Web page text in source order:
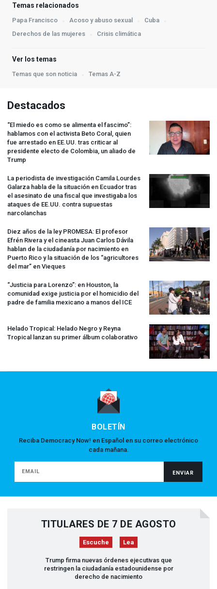
Temas relacionados
Papa Francisco Acoso y abuso sexual
Cuba
Derechos de las mujeres
Crisis climática
Ver los temas
Temas que son noticia Temas A-Z
Destacados
“El miedo es como se alimenta el fascimo”:
hablamos con el activista Beto Coral, quien
fue arrestado en EE.UU. tras criticar al
presidente electo de Colombia, un aliado de
Trump
La periodista de investigación Camila Lourdes
Galarza habla de la situación en Ecuador tras
el asesinato de una fiscal que investigaba los
ataques de EE.UU. contra supuestas
narcolanchas
Diez años de la ley PROMESA: El profesor
Efrén Rivera y el cineasta Juan Carlos Dávila
hablan de la ciudadanía por nacimiento en
Puerto Rico y la situación de los “agricultores
del mar” en Vieques
“Justicia para Lorenzo”: en Houston, la
comunidad exige justicia por el homicidio del
padre de familia mexicano a manos del ICE
Helado Tropical: Helado Negro y Reyna
Tropical lanzan su primer álbum colaborativo
BOLETÍN
Reciba Democracy Now! en Español en su correo electrónico
cada mañana.
TITULARES DE 7 DE AGOSTO
Escuche Lea
Trump firma nuevas órdenes ejecutivas que
restringen la ciudadanía estadounidense por
derecho de nacimiento